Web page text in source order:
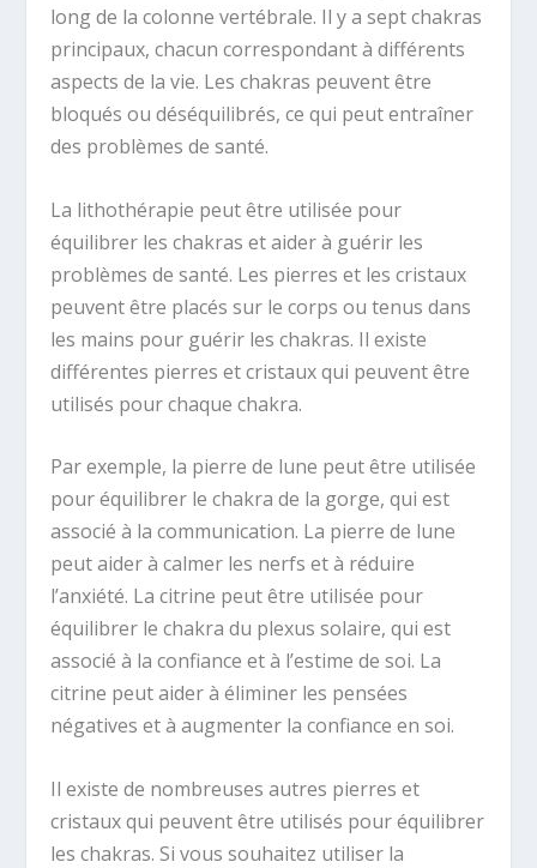
long de la colonne vertébrale. Il y a sept chakras
principaux, chacun correspondant à différents
aspects de la vie. Les chakras peuvent être
bloqués ou déséquilibrés, ce qui peut entraîner
des problèmes de santé.
La lithothérapie peut être utilisée pour
équilibrer les chakras et aider à guérir les
problèmes de santé. Les pierres et les cristaux
peuvent être placés sur le corps ou tenus dans
les mains pour guérir les chakras. Il existe
différentes pierres et cristaux qui peuvent être
utilisés pour chaque chakra.
Par exemple, la pierre de lune peut être utilisée
pour équilibrer le chakra de la gorge, qui est
associé à la communication. La pierre de lune
peut aider à calmer les nerfs et à réduire
l’anxiété. La citrine peut être utilisée pour
équilibrer le chakra du plexus solaire, qui est
associé à la confiance et à l’estime de soi. La
citrine peut aider à éliminer les pensées
négatives et à augmenter la confiance en soi.
Il existe de nombreuses autres pierres et
cristaux qui peuvent être utilisés pour équilibrer
les chakras. Si vous souhaitez utiliser la